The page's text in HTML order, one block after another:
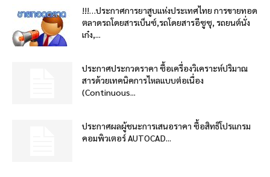
!!!…ประกาศการยาสูบแห่งประเทศไทย การขายทอด
ตลาดรถโดยสารเบ็นซ์,รถโดยสารอีซูซุ, รถยนต์นั่ง
เก๋ง,...
ประกาศประกวดราคา ซื้อเครื่องวิเคราะห์ปริมาณ
สารด้วยเทคนิคการไหลแบบต่อเนื่อง
(Continuous...
ประกาศผลผู้ชนะการเสนอราคา ซื้อสิทธิโปรแกรม
คอมพิวเตอร์ AUTOCAD...